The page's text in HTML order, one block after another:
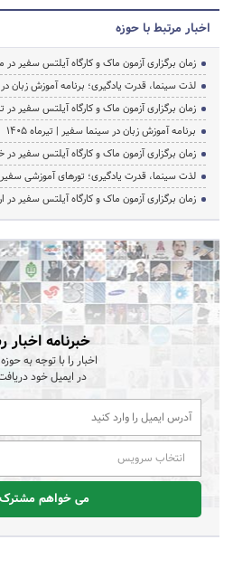
اخبار مرتبط با حوزه
زمان برگزاری آزمون ماک و کارگاه آیلتس سفیر در
لذت سینما، قدرت یادگیری؛ برنامه آموزش زبان
زمان برگزاری آزمون ماک و کارگاه آیلتس سفیر در تیر
برنامه آموزش زبان در سینما سفیر | تیرماه ۱۴۰۵
زمان برگزاری آزمون ماک و کارگاه آیلتس سفیر در
لذت سینما، قدرت یادگیری؛ تورهای آموزشی سفیر
زمان برگزاری آزمون ماک و کارگاه آیلتس سفیر در
خبرنامه
اخبار را با توجه به
در ایمیل خود
انتخاب سرویس
می خواهم